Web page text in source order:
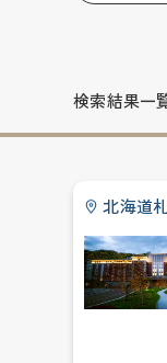
検索結果一
北海道